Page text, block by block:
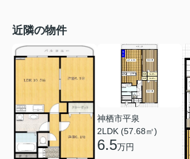
近隣の物件
神栖市平泉
2LDK (57.68㎡)
6.5万円